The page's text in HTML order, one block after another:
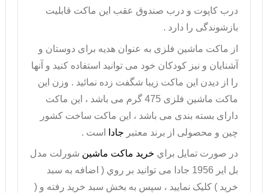
درب کاپوت و درب صندوق عقب این ماکت قابلیت
بازشوندگی را دارد .
از ماکت ماشین فلزی به عنوان هدیه برای دوستان و
آشنایان و نیز کودکان خود می توانید استفاده کنید و آنها
را از دیدن این ماکت زیبا شگفت زده نمائید . وزن این
ماکت ماشین فلزی 475 گرم می باشد ، این ماکت
دارای بسته بندی می باشد ، این ماکت ساخت کشور
چین و محصولی از برند معتبر جادا است .
در صورت تمايل براي خريد ماکت ماشین شورلت مدل
بل ایر 1956 جادا می توانيد بر روي ( اضافه به سبد
خريد ) کليک نماييد ، سپس به بخش سبد خريد رفته و (